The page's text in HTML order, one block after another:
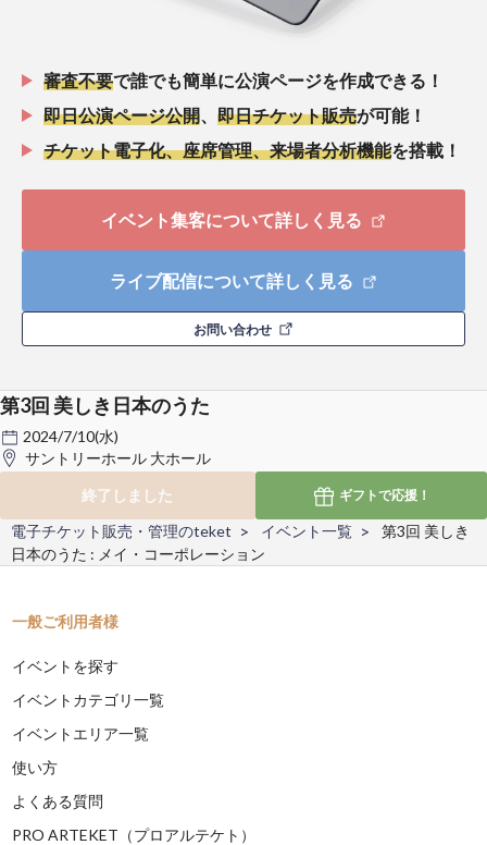
審査不要で誰でも簡単に公演ページを作成できる！
即日公演ページ公開
即日チケット販売が可能！
チケット電子化、座席管理、来場者分析機能を搭載！
イベント集客について詳しく見る
ライブ配信について詳しく見る
お問い合わせ
第3回 美しき日本のうた
2024/7/10(水)
サントリーホール 大ホール
終了しました
ギフトで応援！
電子チケット販売・管理のteket イベント一覧
第3回 美しき
日本のうた : メイ・コーポレーション
一般ご利用者様
イベントを探す
イベントカテゴリ一覧
イベントエリア一覧
使い方
よくある質問
PRO ARTEKET（プロアルテケト）